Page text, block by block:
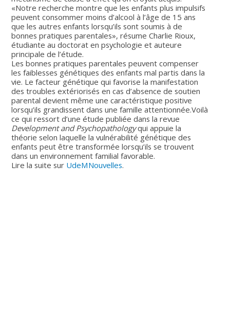
«Notre recherche montre que les enfants plus impulsifs
peuvent consommer moins d’alcool à l’âge de 15 ans
que les autres enfants lorsqu’ils sont soumis à de
bonnes pratiques parentales», résume Charlie Rioux,
étudiante au doctorat en psychologie et auteure
principale de l’étude.
Les bonnes pratiques parentales peuvent compenser
les faiblesses génétiques des enfants mal partis dans la
vie. Le facteur génétique qui favorise la manifestation
des troubles extériorisés en cas d’absence de soutien
parental devient même une caractéristique positive
lorsqu’ils grandissent dans une famille attentionnée.Voilà
ce qui ressort d’une étude publiée dans la revue
Development and Psychopathologyqui appuie la
théorie selon laquelle la vulnérabilité génétique des
enfants peut être transformée lorsqu’ils se trouvent
dans un environnement familial favorable.
Lire la suite sur UdeMNouvelles.